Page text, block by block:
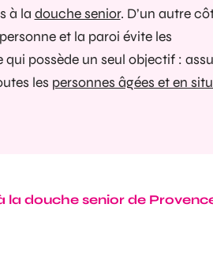
à la douche senior. D’un autre
et la paroi évite les
possède un seul objectif :
les personnes âgées et en
la douche senior de